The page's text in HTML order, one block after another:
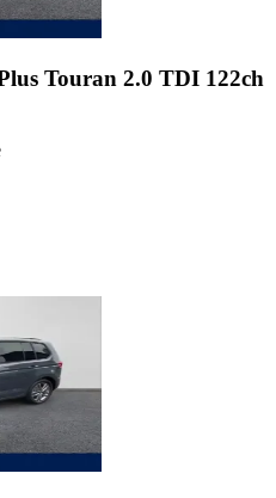
Touran 2.0 TDI 122ch